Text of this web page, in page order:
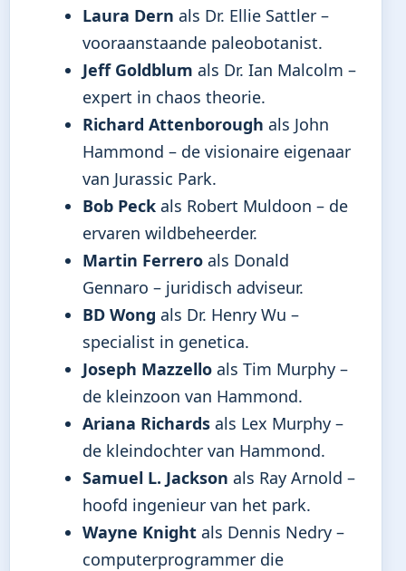
Laura Dern als Dr. Ellie Sattler –
vooraanstaande paleobotanist.
Jeff Goldblum als Dr. Ian Malcolm –
expert in chaos theorie.
Richard Attenborough als John
Hammond – de visionaire eigenaar
van Jurassic Park.
Bob Peck als Robert Muldoon – de
ervaren wildbeheerder.
Martin Ferrero als Donald
Gennaro – juridisch adviseur.
BD Wong als Dr. Henry Wu –
specialist in genetica.
Joseph Mazzello als Tim Murphy –
de kleinzoon van Hammond.
Ariana Richards als Lex Murphy –
de kleindochter van Hammond.
Samuel L. Jackson als Ray Arnold –
hoofd ingenieur van het park.
Wayne Knight als Dennis Nedry –
computerprogrammer die